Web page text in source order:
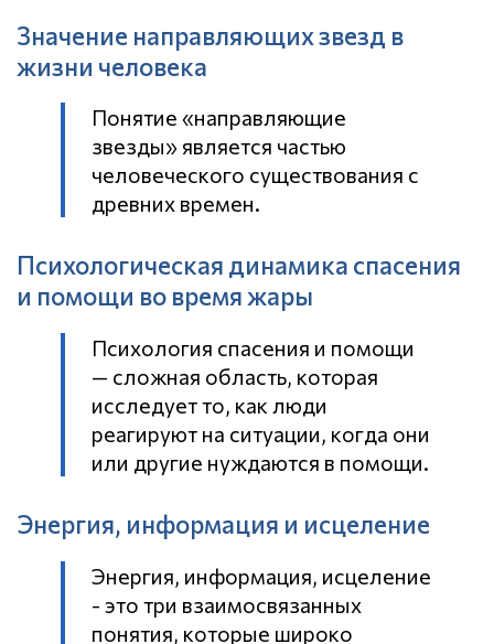
Значение направляющих звезд в
жизни человека
Понятие «направляющие
звезды» является частью
человеческого существования с
древних времен.
Психологическая динамика спасения
и помощи во время жары
Психология спасения и помощи
— сложная область, которая
исследует то, как люди
реагируют на ситуации, когда они
или другие нуждаются в помощи.
Энергия, информация и исцеление
Энергия, информация, исцеление
- это три взаимосвязанных
понятия, которые широко